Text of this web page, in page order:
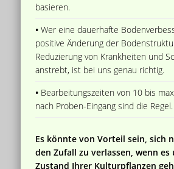
basieren.
•Wer eine dauerhafte
positive Änderung der
Reduzierung von Krankheiten und
anstrebt, ist bei uns genau richtig.
• Bearbeitungszeiten von 10 bis
nach Proben-Eingang sind die Regel.
Es könnte von Vorteil sein, sich
den Zufall zu verlassen, wenn es
Zustand Ihrer Kulturpflanzen